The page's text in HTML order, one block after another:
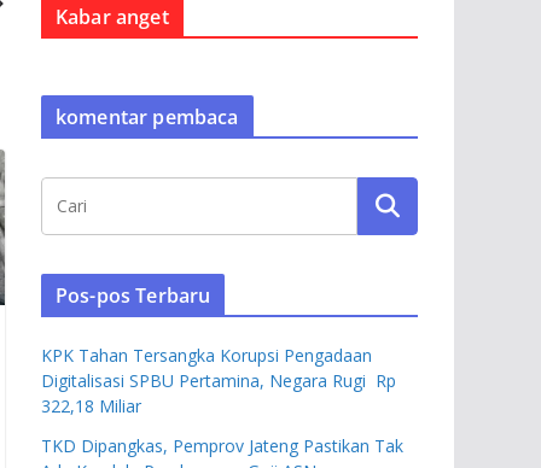
Kabar anget
komentar pembaca
Pos-pos Terbaru
KPK Tahan Tersangka Korupsi Pengadaan
Digitalisasi SPBU Pertamina, Negara Rugi Rp
322,18 Miliar
TKD Dipangkas, Pemprov Jateng Pastikan Tak